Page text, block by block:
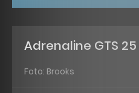
Adrenaline GTS 25
Foto: Brooks